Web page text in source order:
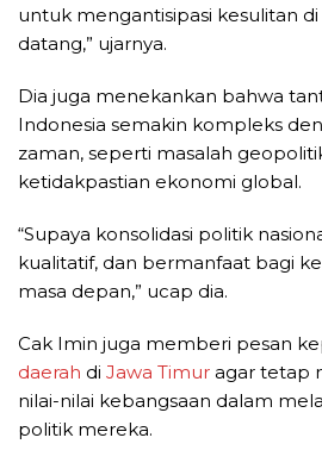
untuk mengantisipasi kesulitan
datang,” ujarnya.
Dia juga menekankan bahwa
Indonesia semakin kompleks
zaman, seperti masalah
ketidakpastian ekonomi global.
“Supaya konsolidasi politik
kualitatif, dan bermanfaat bagi
masa depan,” ucap dia.
Cak Imin juga memberi pesan
daerah di Jawa Timur agar tetap
nilai-nilai kebangsaan dalam
politik mereka.